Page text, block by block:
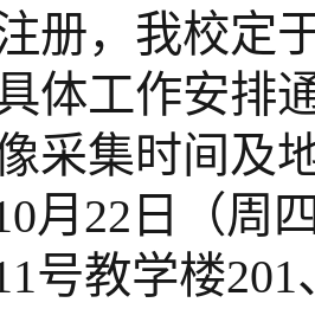
册，我校定
体工作安排
采集时间及
月22日
（周
号教学楼201